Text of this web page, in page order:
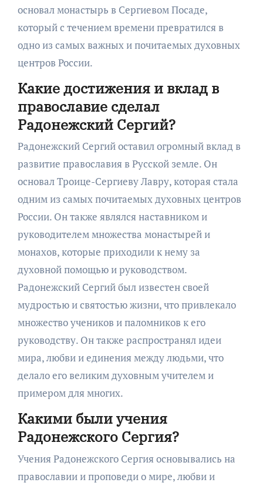
основал монастырь в Сергиевом Посаде,
который с течением времени превратился в
одно из самых важных и почитаемых духовных
центров России.
Какие достижения и вклад в
православие сделал
Радонежский Сергий?
Радонежский Сергий оставил огромный вклад в
развитие православия в Русской земле. Он
основал Троице-Сергиеву Лавру, которая стала
одним из самых почитаемых духовных центров
России. Он также являлся наставником и
руководителем множества монастырей и
монахов, которые приходили к нему за
духовной помощью и руководством.
Радонежский Сергий был известен своей
мудростью и святостью жизни, что привлекало
множество учеников и паломников к его
руководству. Он также распространял идеи
мира, любви и единения между людьми, что
делало его великим духовным учителем и
примером для многих.
Какими были учения
Радонежского Сергия?
Учения Радонежского Сергия основывались на
православии и проповеди о мире, любви и